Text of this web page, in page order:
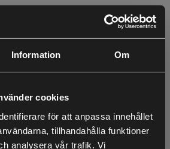
Information Om
cookies
för att anpassa innehållet
tillhandahålla funktioner
analysera vår trafik. Vi
inte alltid gäller för butiken i Lagan. Vänligen
lagerstatus i butik
är ett mångsidigt kikarsikte som
som precisionsskytte. Synfältet
och justerbar sidoparallax